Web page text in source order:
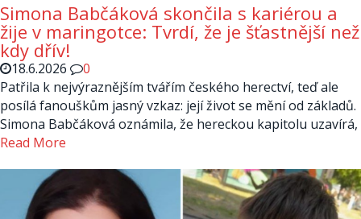
Simona Babčáková skončila s kariérou a
žije v maringotce: Tvrdí, že je šťastnější než
kdy dřív!
18.6.2026
0
Patřila k nejvýraznějším tvářím českého herectví, teď ale
posílá fanouškům jasný vzkaz: její život se mění od základů.
Simona Babčáková oznámila, že hereckou kapitolu uzavírá,
Read More